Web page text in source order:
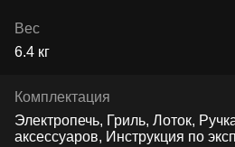
Вес
6.4 кг
Комплектация
Электропечь, Гриль, Лоток,
аксессуаров, Инструкция по